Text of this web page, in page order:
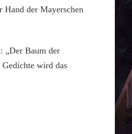
Hand der Mayerschen
„Der Baum der
wird das